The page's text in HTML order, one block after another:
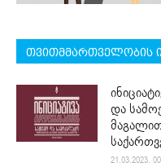
თვითმმართველობის
და
21.03.2023.